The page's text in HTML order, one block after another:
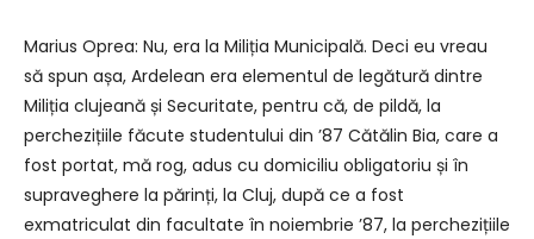
Marius Oprea: Nu, era la Miliția Municipală. Deci eu vreau
să spun așa, Ardelean era elementul de legătură dintre
Miliția clujeană și Securitate, pentru că, de pildă, la
perchezițiile făcute studentului din ʼ87 Cătălin Bia, care a
fost portat, mă rog, adus cu domiciliu obligatoriu și în
supraveghere la părinți, la Cluj, după ce a fost
exmatriculat din facultate în noiembrie ʼ87, la perchezițiile